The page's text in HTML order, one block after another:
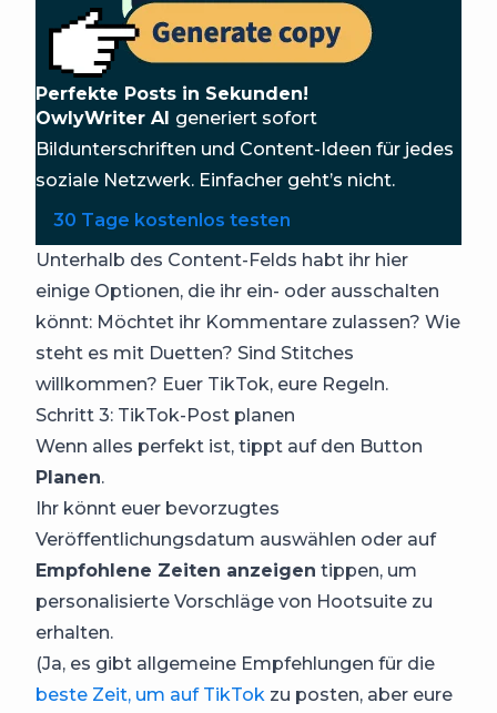
Perfekte Posts in Sekunden!
OwlyWriter AI generiert sofort
Bildunterschriften und Content-Ideen für jedes
soziale Netzwerk. Einfacher geht’s nicht.
30 Tage kostenlos testen
Unterhalb des Content-Felds habt ihr hier
einige Optionen, die ihr ein- oder ausschalten
könnt: Möchtet ihr Kommentare zulassen? Wie
steht es mit Duetten? Sind Stitches
willkommen? Euer TikTok, eure Regeln.
Schritt 3: TikTok-Post planen
Wenn alles perfekt ist, tippt auf den Button
Planen.
Ihr könnt euer bevorzugtes
Veröffentlichungsdatum auswählen oder auf
Empfohlene Zeiten anzeigen tippen, um
personalisierte Vorschläge von Hootsuite zu
erhalten.
(Ja, es gibt allgemeine Empfehlungen für die
beste Zeit, um auf TikTok zu posten, aber eure